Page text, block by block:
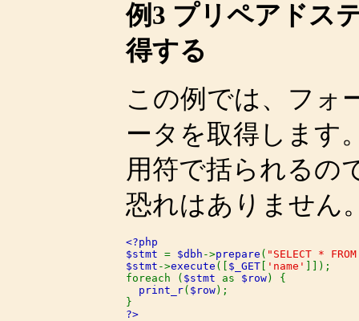
例3 プリペアドス
得する
この例では、フォ
ータを取得します
用符で括られるの
恐れはありません
<?php
$stmt = $dbh ->prepare ( "SELECT *
$stmt ->execute ([ $_GET 'name'
]]);
foreach ( $stmt as $row) {
print_r( $row);
?>